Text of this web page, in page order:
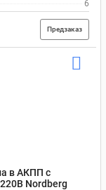
6
Предзаказ
в АКПП с
Nordberg